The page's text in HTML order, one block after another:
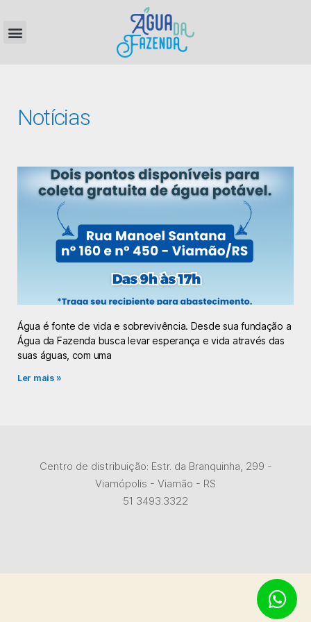
Notícias
Água é fonte de vida e sobrevivência. Desde sua fundação a
Água da Fazenda busca levar esperança e vida através das
suas águas, com uma
Ler mais »
Centro de distribuição: Estr. da Branquinha, 299 -
Viamópolis - Viamão - RS
51 3493.3322